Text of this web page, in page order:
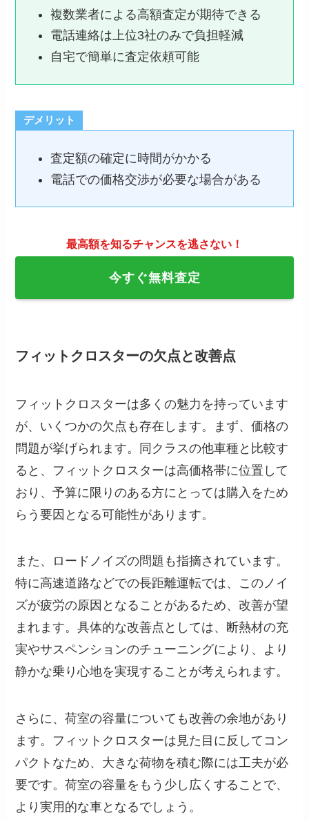
複数業者による高額査定が期待できる
電話連絡は上位3社のみで負担軽減
自宅で簡単に査定依頼可能
デメリット
査定額の確定に時間がかかる
電話での価格交渉が必要な場合がある
最高額を知るチャンスを逃さない！
今すぐ無料査定
フィットクロスターの欠点と改善点
フィットクロスターは多くの魅力を持っています
が、いくつかの欠点も存在します。まず、価格の
問題が挙げられます。同クラスの他車種と比較す
ると、フィットクロスターは高価格帯に位置して
おり、予算に限りのある方にとっては購入をため
らう要因となる可能性があります。
また、ロードノイズの問題も指摘されています。
特に高速道路などでの長距離運転では、このノイ
ズが疲労の原因となることがあるため、改善が望
まれます。具体的な改善点としては、断熱材の充
実やサスペンションのチューニングにより、より
静かな乗り心地を実現することが考えられます。
さらに、荷室の容量についても改善の余地があり
ます。フィットクロスターは見た目に反してコン
パクトなため、大きな荷物を積む際には工夫が必
要です。荷室の容量をもう少し広くすることで、
より実用的な車となるでしょう。